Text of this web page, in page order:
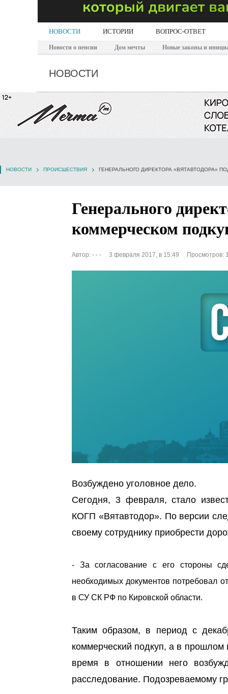
НОВОСТИ ИСТОРИИ ВОПРОС-ОТВЕТ
Новости о пенсии Дом мечты Новые законы и
НОВОСТИ
НОВОСТИ ПРОИСШЕСТВИЯ ГЕНЕРАЛЬНОГО ДИРЕКТОРА «ВЯТАВТОДОРА»
Генерального
коммерческом
Автор: - - - 3 февраля 2017, в 15:49 Просмотров:
Возбуждено уголовное дело.
Сегодня, 3 февраля, стало
КОГП «Вятавтодор». По версии
своему сотруднику приобрести
- За согласование с его стороны
необходимых документов потребовал
в СУ СК РФ по Кировской области.
Таким образом, в период с
коммерческий подкуп, а в
время в отношении него
расследование. Подозреваемому